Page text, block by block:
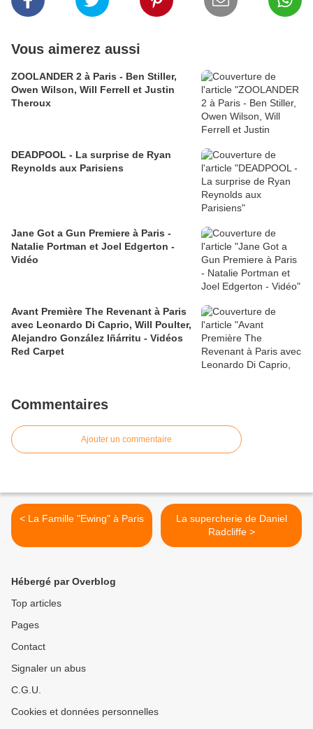
Vous aimerez aussi
ZOOLANDER 2 à Paris - Ben Stiller,
Owen Wilson, Will Ferrell et Justin
Theroux
DEADPOOL - La surprise de Ryan
Reynolds aux Parisiens
Jane Got a Gun Premiere à Paris -
Natalie Portman et Joel Edgerton -
Vidéo
Avant Première The Revenant à Paris
avec Leonardo Di Caprio, Will Poulter,
Alejandro González Iñárritu - Vidéos
Red Carpet
Commentaires
Ajouter un commentaire
< La Famille "Ewing" à Paris
La supercherie de Daniel
Radcliffe >
Hébergé par Overblog
Top articles
Pages
Contact
Signaler un abus
C.G.U.
Cookies et données personnelles